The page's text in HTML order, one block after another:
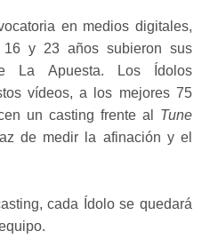
en medios digitales,
y 23 años subieron sus
La Apuesta. Los Ídolos
vídeos, a los mejores 75
un casting frente al Tune
de medir la afinación y el
cada Ídolo se quedará